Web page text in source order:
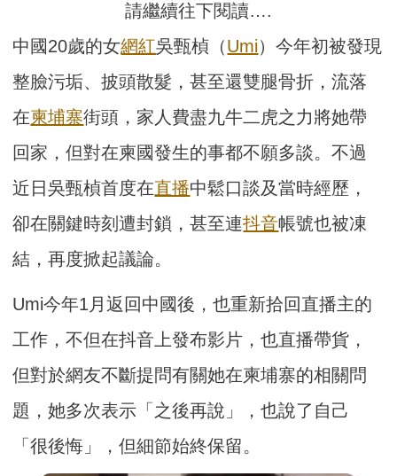
請繼續往下閱讀….
中國20歲的女網紅吳甄楨（Umi）今年初被發現
整臉污垢、披頭散髮，甚至還雙腿骨折，流落
在柬埔寨街頭，家人費盡九牛二虎之力將她帶
回家，但對在柬國發生的事都不願多談。不過
近日吳甄楨首度在直播中鬆口談及當時經歷，
卻在關鍵時刻遭封鎖，甚至連抖音帳號也被凍
結，再度掀起議論。
Umi今年1月返回中國後，也重新拾回直播主的
工作，不但在抖音上發布影片，也直播帶貨，
但對於網友不斷提問有關她在柬埔寨的相關問
題，她多次表示「之後再說」，也說了自己
「很後悔」，但細節始終保留。